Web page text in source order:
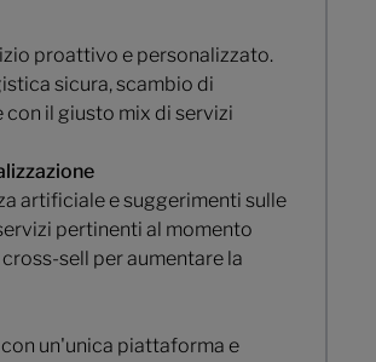
proattivo e personalizzato.
sicura, scambio di
il giusto mix di servizi
artificiale e suggerimenti sulle
pertinenti al momento
sell per aumentare la
un'unica piattaforma e